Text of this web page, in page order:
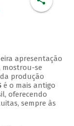
apresentação
mostrou-se
produção
é o mais antigo
oferecendo
sempre às